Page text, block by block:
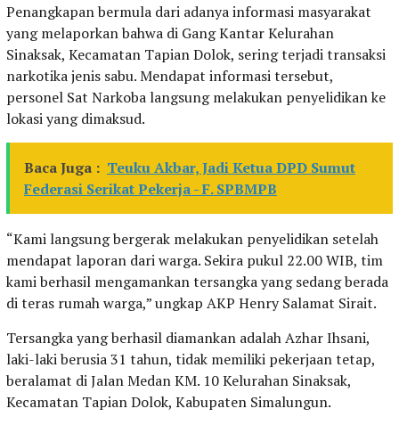
Penangkapan bermula dari adanya informasi masyarakat
yang melaporkan bahwa di Gang Kantar Kelurahan
Sinaksak, Kecamatan Tapian Dolok, sering terjadi transaksi
narkotika jenis sabu. Mendapat informasi tersebut,
personel Sat Narkoba langsung melakukan penyelidikan ke
lokasi yang dimaksud.
Baca Juga : Teuku Akbar, Jadi Ketua DPD Sumut
Federasi Serikat Pekerja - F. SPBMPB
“Kami langsung bergerak melakukan penyelidikan setelah
mendapat laporan dari warga. Sekira pukul 22.00 WIB, tim
kami berhasil mengamankan tersangka yang sedang berada
di teras rumah warga,” ungkap AKP Henry Salamat Sirait.
Tersangka yang berhasil diamankan adalah Azhar Ihsani,
laki-laki berusia 31 tahun, tidak memiliki pekerjaan tetap,
beralamat di Jalan Medan KM. 10 Kelurahan Sinaksak,
Kecamatan Tapian Dolok, Kabupaten Simalungun.